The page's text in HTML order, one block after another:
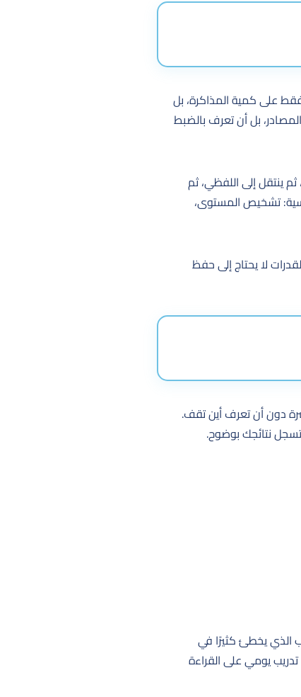
على كمية المذاكرة، بل
بل أن تعرف بالضبط
ينتقل إلى اللفظي، ثم
تشخيص المستوى،
لا يحتاج إلى حفظ
دون أن تعرف أين تقف.
نتائجك بوضوح.
الذي يخطئ كثيرًا في
تدريب يومي على القراءة